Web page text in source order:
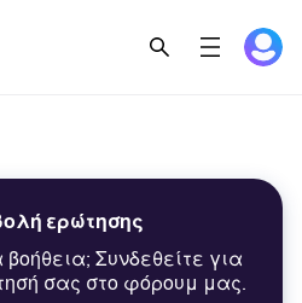
ερώτησης
Συνδεθείτε για
σας στο φόρουμ μας.